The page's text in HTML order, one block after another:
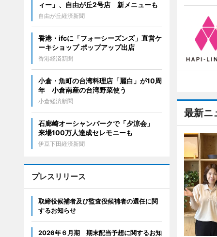
最新ニ
ィー」、自由が丘2号店 新メニューも
自由が丘経済新聞
香港・ifcに「フォーシーズンズ」直営ケ
ーキショップ ポップアップ出店
香港経済新聞
小倉・魚町の台湾料理店「麗白」が10周
年 小倉南産の台湾野菜使う
小倉経済新聞
石廊崎オーシャンパークで「夕涼会」
来場100万人達成セレモニーも
伊豆下田経済新聞
プレスリリース
取締役候補者及び監査役候補者の選任に関
するお知らせ
2026年６月期 期末配当予想に関するお知